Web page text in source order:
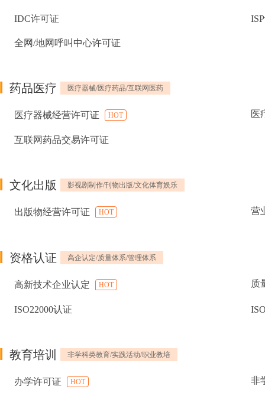
IDC许可证
全网/地网呼叫中心许可证
药品医疗 医疗器械/医疗药品/互联网医药
医疗器械经营许可证 HOT 医
互联网药品交易许可证
文化出版 影视剧制作/刊物出版/文化体育娱乐
出版物经营许可证 HOT 营
资格认证 高企认定/质量体系/管理体系
高新技术企业认定 HOT 质
ISO22000认证
教育培训 非学科类教育/实践活动/职业教培
办学许可证 HOT 非